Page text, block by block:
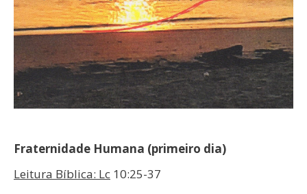
Fraternidade Humana (primeiro dia)
Leitura Bíblica: Lc 10:25-37